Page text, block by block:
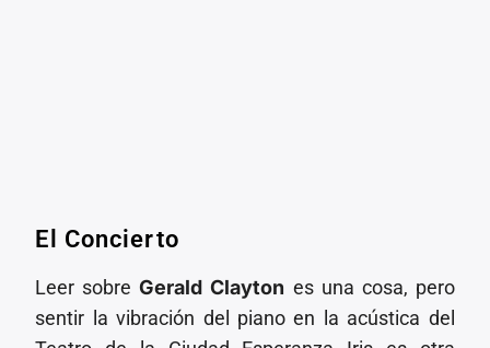
El Concierto
Leer sobreGerald Clayton es una cosa, pero
sentir la vibración del piano en la acústica del